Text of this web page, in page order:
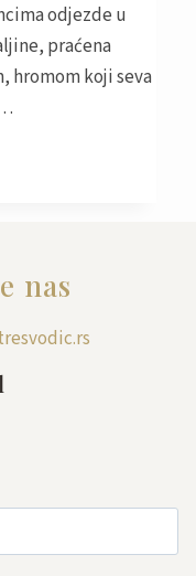
odjezde u
praćena
hromom koji seva
nas